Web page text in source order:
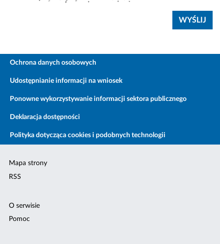
Ochrona danych osobowych
Udostępnianie informacji na wniosek
Ponowne wykorzystywanie informacji sektora publicznego
Deklaracja dostępności
Polityka dotycząca cookies i podobnych technologii
Mapa strony
RSS
O serwisie
Pomoc